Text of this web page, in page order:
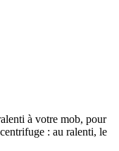
à votre mob, pour
: au ralenti, le